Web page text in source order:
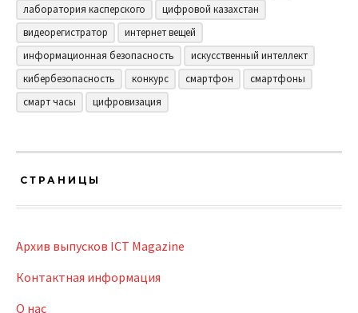
лаборатория касперского
цифровой казахстан
видеорегистратор
интернет вещей
информационная безопасность
искусственный интеллект
кибербезопасность
конкурс смартфон
смартфоны
смарт часы
цифровизация
СТРАНИЦЫ
Архив выпусков ICT Magazine
Контактная информация
О нас